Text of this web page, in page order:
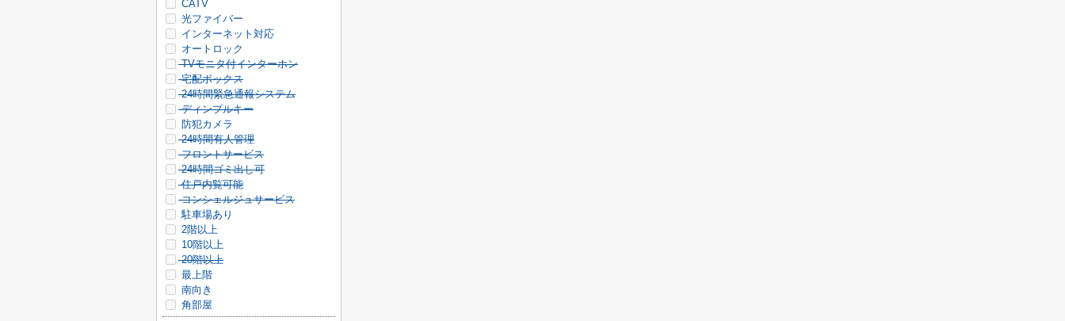
CATV
光ファイバー
インターネット対応
オートロック
TVモニタ付インターホン
宅配ボックス
24時間緊急通報システム
ディンプルキー
防犯カメラ
24時間有人管理
フロントサービス
24時間ゴミ出し可
住戸内覧可能
コンシェルジュサービス
駐車場あり
2階以上
10階以上
20階以上
最上階
南向き
角部屋